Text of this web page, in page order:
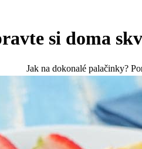
si doma
Jak na dokonalé palačinky?